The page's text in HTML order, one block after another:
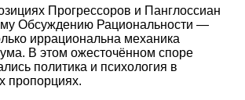
Прогрессоров и Панглоссиан
Обсуждению Рациональности —
иррациональна механика
В этом ожесточённом споре
политика и психология в
пропорциях.